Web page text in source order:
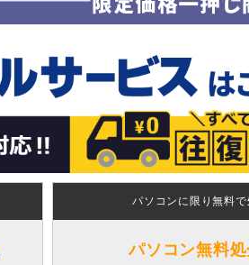
パソコンに限り無料
パソコン無料